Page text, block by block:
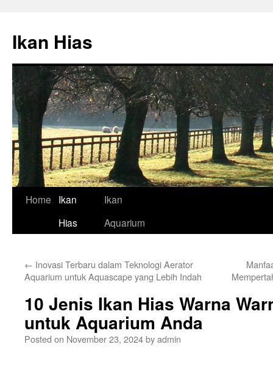
content
Ikan Hias
Home
Ikan
Hias
Ikan
Aquarium
← Inovasi Terbaru dalam Teknologi Aerator
Aquarium untuk Aquascape yang Lebih Indah
10 Jenis Ikan Hias Warna
untuk Aquarium Anda
Posted on November 23, 2024byadmin